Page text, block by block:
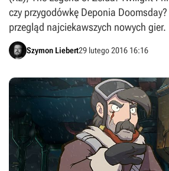
czy przygodówkę Deponia
przegląd najciekawszych nowych gier.
Szymon Liebert29 lutego 2016 16:16